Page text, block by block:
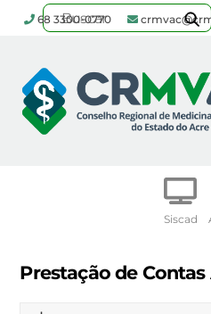
content
Siscad
68 3300-0770
Prestação de Contas